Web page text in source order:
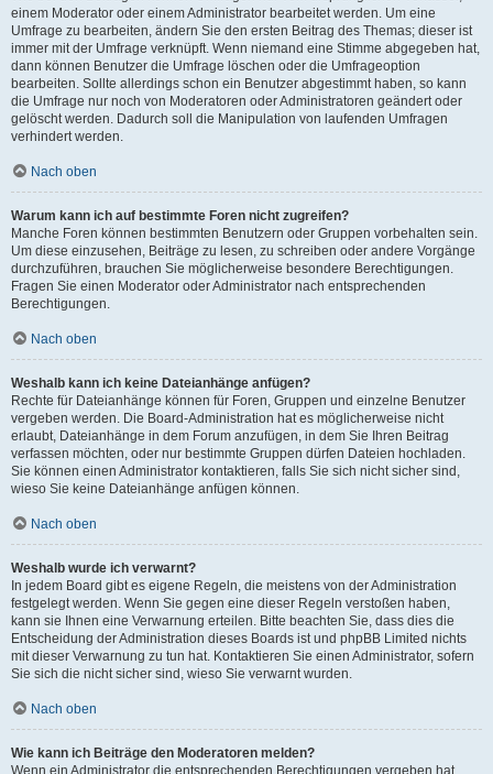
einem Moderator oder einem Administrator bearbeitet werden. Um eine
Umfrage zu bearbeiten, ändern Sie den ersten Beitrag des Themas; dieser ist
immer mit der Umfrage verknüpft. Wenn niemand eine Stimme abgegeben hat,
dann können Benutzer die Umfrage löschen oder die Umfrageoption
bearbeiten. Sollte allerdings schon ein Benutzer abgestimmt haben, so kann
die Umfrage nur noch von Moderatoren oder Administratoren geändert oder
gelöscht werden. Dadurch soll die Manipulation von laufenden Umfragen
verhindert werden.
Nach oben
Warum kann ich auf bestimmte Foren nicht zugreifen?
Manche Foren können bestimmten Benutzern oder Gruppen vorbehalten sein.
Um diese einzusehen, Beiträge zu lesen, zu schreiben oder andere Vorgänge
durchzuführen, brauchen Sie möglicherweise besondere Berechtigungen.
Fragen Sie einen Moderator oder Administrator nach entsprechenden
Berechtigungen.
Nach oben
Weshalb kann ich keine Dateianhänge anfügen?
Rechte für Dateianhänge können für Foren, Gruppen und einzelne Benutzer
vergeben werden. Die Board-Administration hat es möglicherweise nicht
erlaubt, Dateianhänge in dem Forum anzufügen, in dem Sie Ihren Beitrag
verfassen möchten, oder nur bestimmte Gruppen dürfen Dateien hochladen.
Sie können einen Administrator kontaktieren, falls Sie sich nicht sicher sind,
wieso Sie keine Dateianhänge anfügen können.
Nach oben
Weshalb wurde ich verwarnt?
In jedem Board gibt es eigene Regeln, die meistens von der Administration
festgelegt werden. Wenn Sie gegen eine dieser Regeln verstoßen haben,
kann sie Ihnen eine Verwarnung erteilen. Bitte beachten Sie, dass dies die
Entscheidung der Administration dieses Boards ist und phpBB Limited nichts
mit dieser Verwarnung zu tun hat. Kontaktieren Sie einen Administrator, sofern
Sie sich die nicht sicher sind, wieso Sie verwarnt wurden.
Nach oben
Wie kann ich Beiträge den Moderatoren melden?
Wenn ein Administrator die entsprechenden Berechtigungen vergeben hat,